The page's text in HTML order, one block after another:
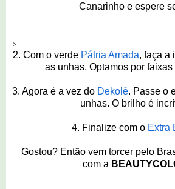
Canarinho e espere
>
2. Com o verde Pátria Amada, faça a
as unhas. Optamos por
3. Agora é a vez do Dekolê. Passe o
unhas. O brilho é
4. Finalize com o Extra
Gostou? Então vem torcer pelo
com a